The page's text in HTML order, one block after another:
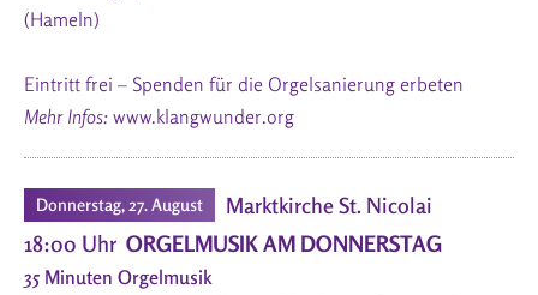
(Hameln)
Eintritt frei – Spenden für die Orgelsanierung erbeten
Mehr Infos: www.klangwunder.org
Donnerstag, 27. August
Marktkirche St. Nicolai
18:00 Uhr ORGELMUSIK AM DONNERSTAG
35 Minuten Orgelmusik